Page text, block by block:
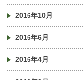
2016年10月
2016年6月
2016年4月